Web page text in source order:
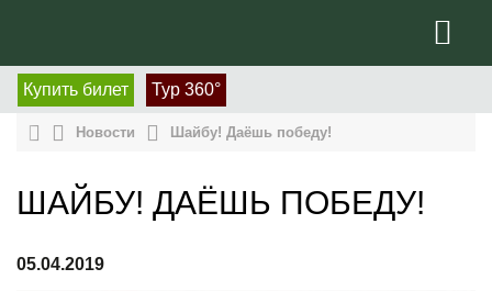
Купить билет Тур 360°
Новости Шайбу! Даёшь победу!
ШАЙБУ! ДАЁШЬ ПОБЕДУ!
05.04.2019